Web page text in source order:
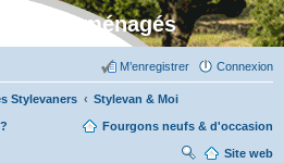
Vans aménagés
Connexion
M’enregistrer
Stylevaners Stylevan & Moi
Fourgons neufs & d'occasion
Site web